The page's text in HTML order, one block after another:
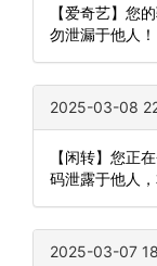
【爱奇艺】您
勿泄漏于他人！
2025-03-08
【闲转】您正
码泄露于他人
2025-03-07